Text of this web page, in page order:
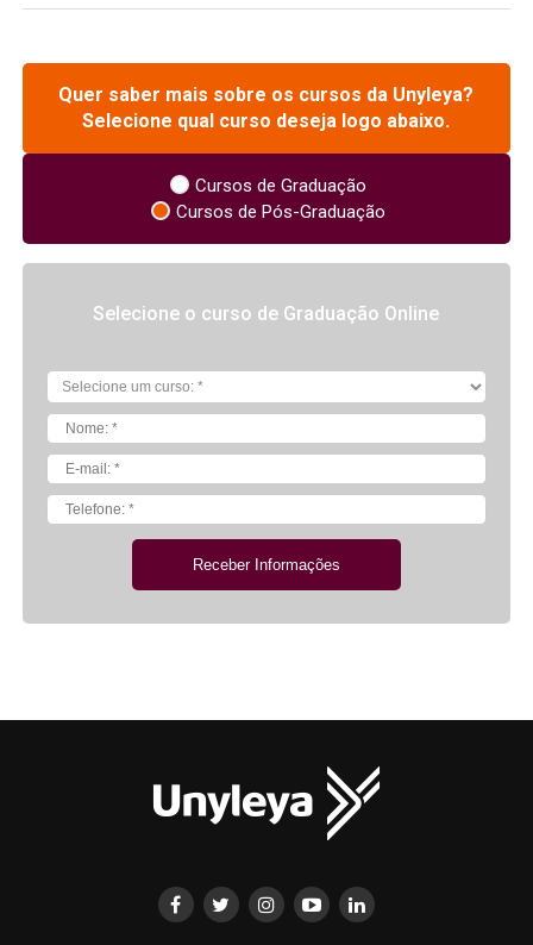
Quer saber mais sobre os cursos da Unyleya?
Selecione qual curso deseja logo abaixo.
Cursos de Graduação
Cursos de Pós-Graduação
Selecione o curso de Graduação Online
Receber Informações